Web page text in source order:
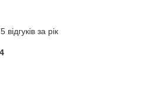
за рік